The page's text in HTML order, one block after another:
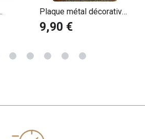
Plaque métal décorative
humour Golden Retriever
9,90 €